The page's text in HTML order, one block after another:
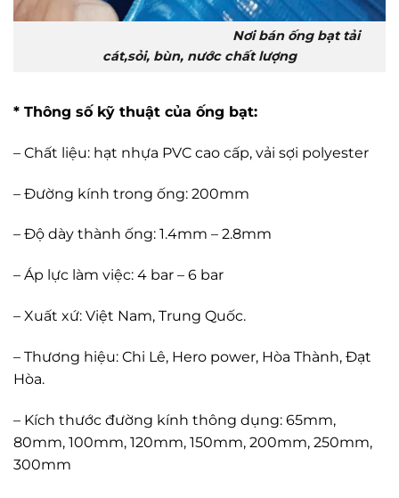
Nơi bán ống bạt tải
cát,sỏi, bùn, nước chất lượng
* Thông số kỹ thuật của ống bạt:
– Chất liệu: hạt nhựa PVC cao cấp, vải sợi polyester
– Đường kính trong ống: 200mm
– Độ dày thành ống: 1.4mm – 2.8mm
– Áp lực làm việc: 4 bar – 6 bar
– Xuất xứ: Việt Nam, Trung Quốc.
– Thương hiệu: Chi Lê, Hero power, Hòa Thành, Đạt
Hòa.
– Kích thước đường kính thông dụng: 65mm,
80mm, 100mm, 120mm, 150mm, 200mm, 250mm,
300mm